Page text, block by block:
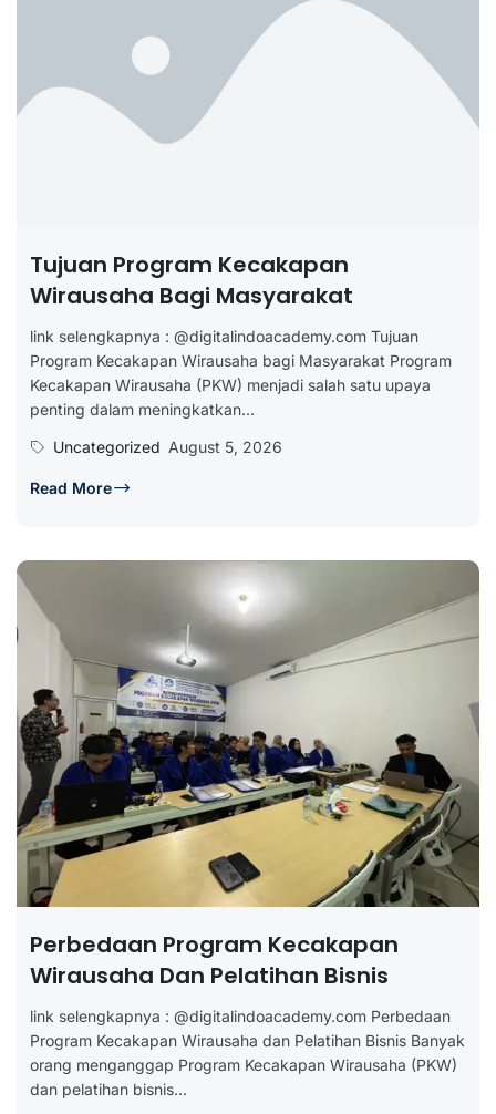
Tujuan Program Kecakapan
Wirausaha Bagi Masyarakat
link selengkapnya : @digitalindoacademy.com Tujuan
Program Kecakapan Wirausaha bagi Masyarakat Program
Kecakapan Wirausaha (PKW) menjadi salah satu upaya
penting dalam meningkatkan...
Uncategorized August 5, 2026
Read More
Perbedaan Program Kecakapan
Wirausaha Dan Pelatihan Bisnis
link selengkapnya : @digitalindoacademy.com Perbedaan
Program Kecakapan Wirausaha dan Pelatihan Bisnis Banyak
orang menganggap Program Kecakapan Wirausaha (PKW)
dan pelatihan bisnis...